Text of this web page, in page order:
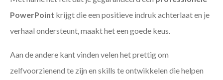
PowerPoint krijgt die een positieve indruk achterlaat en je
verhaal ondersteunt, maakt het een goede keus.
Aan de andere kant vinden velen het prettig om
zelfvoorzienend te zijn en skills te ontwikkelen die helpen